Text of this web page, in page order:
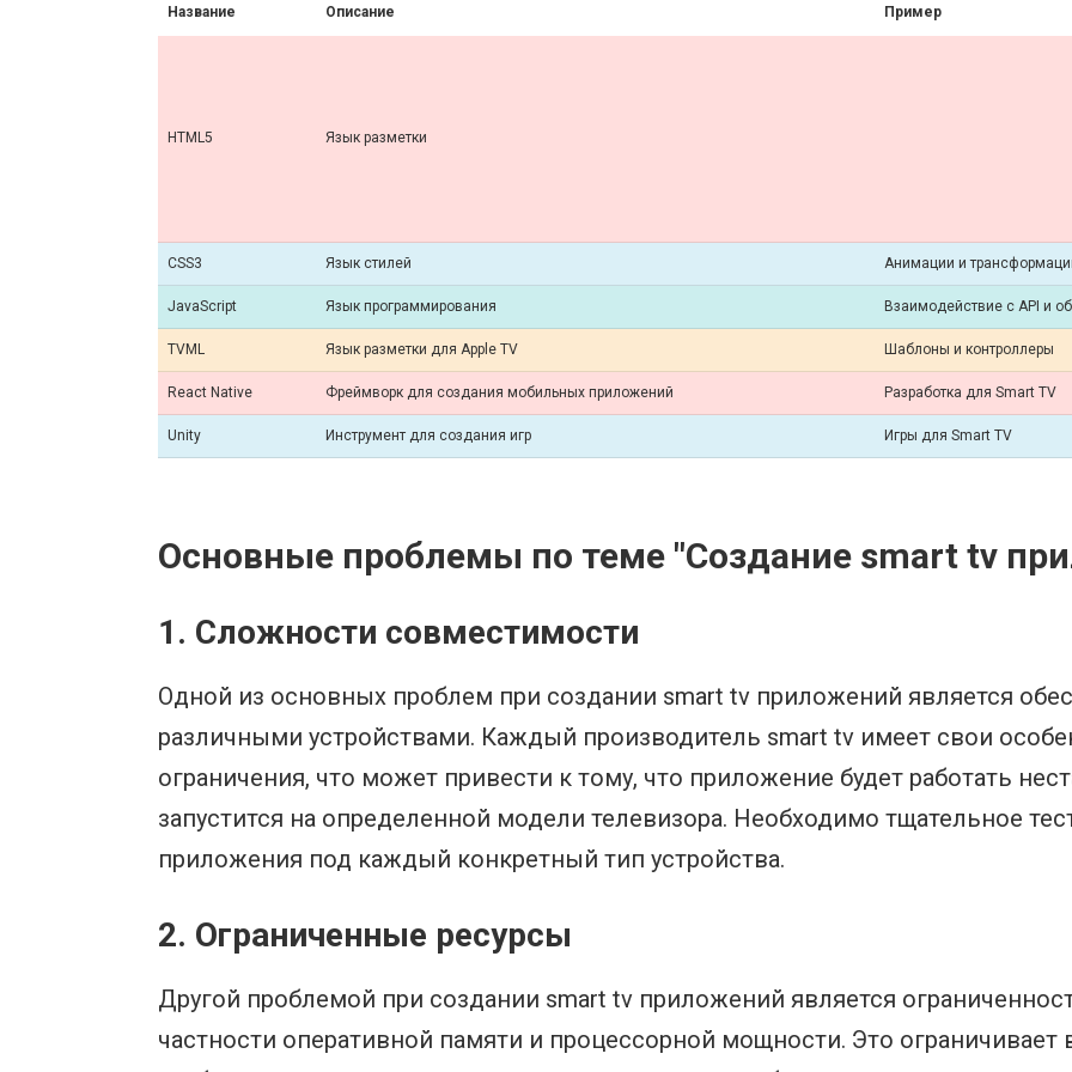
Название Описание Пример
HTML5 Язык разметки
CSS3 Язык стилей Анимации и
JavaScript Язык программирования Взаимодействие с API и
TVML Язык разметки для Apple TV Шаблоны и контроллеры
React Native Фреймворк для создания мобильных приложений Разработка для Smart TV
Unity Инструмент для создания игр Игры для Smart TV
Основные проблемы по теме "Создание smart tv
1. Сложности совместимости
Одной из основных проблем при создании smart tv приложений является
различными устройствами. Каждый производитель smart tv имеет свои
ограничения, что может привести к тому, что приложение будет работать
запустится на определенной модели телевизора. Необходимо тщательное
приложения под каждый конкретный тип устройства.
2. Ограниченные ресурсы
Другой проблемой при создании smart tv приложений является
частности оперативной памяти и процессорной мощности. Это